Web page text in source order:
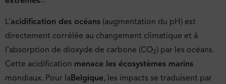
L’acidification des océans (augmentation du pH) est
directement corrélée au changement climatique et à
l’absorption de dioxyde de carbone (CO2) par les océans.
Cette acidification menace les écosystèmes marins
mondiaux. Pour laBelgique, les impacts se traduisent par